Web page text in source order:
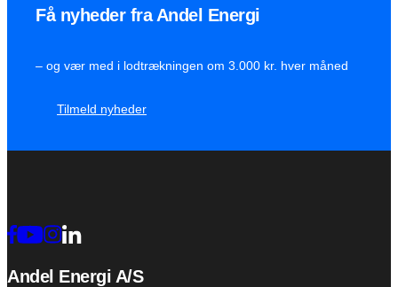
Få nyheder fra Andel Energi
– og vær med i lodtrækningen om 3.000 kr. hver måned
Tilmeld nyheder
Andel Energi A/S